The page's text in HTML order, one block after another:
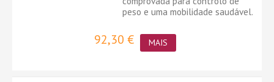
peso e uma mobilidade saudável.
92,30 € MAIS